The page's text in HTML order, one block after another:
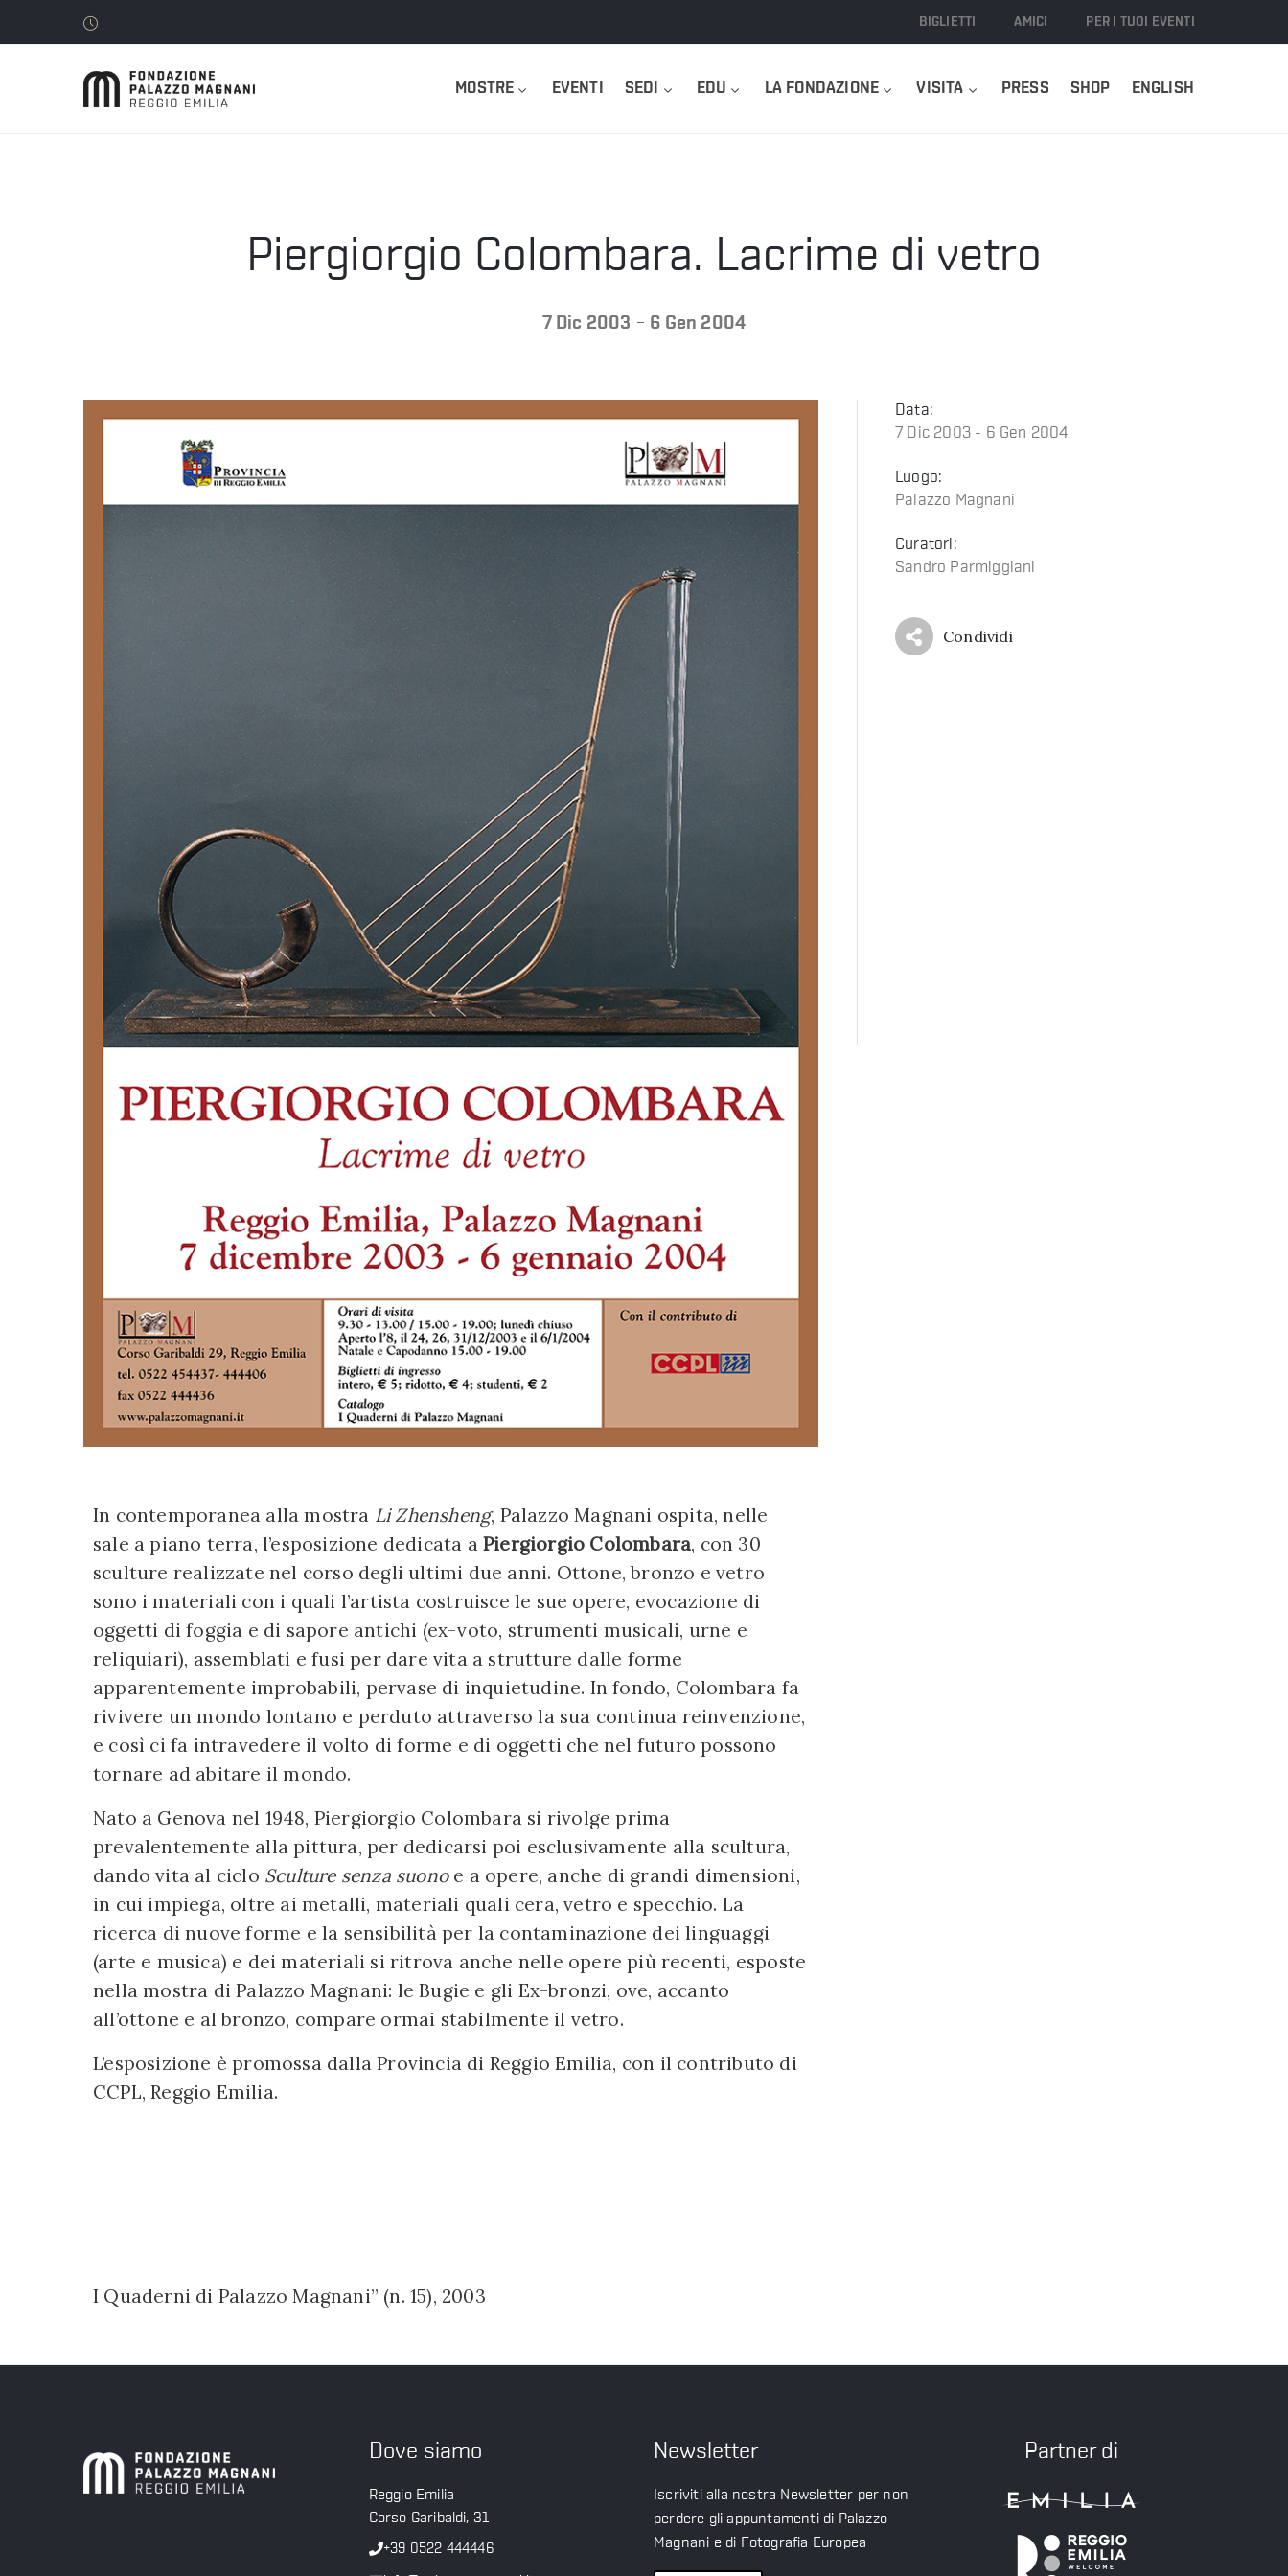
BIGLIETTI AMICI PER I TUOI EVENTI
MOSTRE EVENTI SEDI EDU LA FONDAZIONE VISITA PRESS SHOP ENGLISH
Piergiorgio Colombara. Lacrime di vetro
7 Dic 2003 - 6 Gen 2004
In contemporanea alla mostra Li Zhensheng, Palazzo Magnani ospita, nelle
sale a piano terra, l’esposizione dedicata aPiergiorgio Colombara, con 30
sculture realizzate nel corso degli ultimi due anni. Ottone, bronzo e vetro
sono i materiali con i quali l’artista costruisce le sue opere, evocazione di
oggetti di foggia e di sapore antichi (ex-voto, strumenti musicali, urne e
reliquiari), assemblati e fusi per dare vita a strutture dalle forme
apparentemente improbabili, pervase di inquietudine. In fondo, Colombara fa
rivivere un mondo lontano e perduto attraverso la sua continua reinvenzione,
e così ci fa intravedere il volto di forme e di oggetti che nel futuro possono
tornare ad abitare il mondo.
Nato a Genova nel 1948, Piergiorgio Colombara si rivolge prima
prevalentemente alla pittura, per dedicarsi poi esclusivamente alla scultura,
dando vita al ciclo Sculture senza suonoe a opere, anche di grandi dimensioni,
in cui impiega, oltre ai metalli, materiali quali cera, vetro e specchio. La
ricerca di nuove forme e la sensibilità per la contaminazione dei linguaggi
(arte e musica) e dei materiali si ritrova anche nelle opere più recenti, esposte
nella mostra di Palazzo Magnani: le Bugie e gli Ex-bronzi, ove, accanto
all’ottone e al bronzo, compare ormai stabilmente il vetro.
L’esposizione è promossa dalla Provincia di Reggio Emilia, con il contributo di
CCPL, Reggio Emilia.
I Quaderni di Palazzo Magnani” (n. 15), 2003
Data:
7 Dic 2003 - 6 Gen 2004
Luogo:
Palazzo Magnani
Curatori:
Sandro Parmiggiani
Condividi
Dove siamo
Reggio Emilia
Corso Garibaldi, 31
+39 0522 444446
Newsletter
Iscriviti alla nostra Newsletter per non
perdere gli appuntamenti di Palazzo
Magnani e di Fotografia Europea
Partner di